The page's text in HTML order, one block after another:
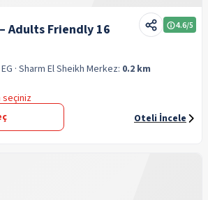
Adults Friendly 16
4.6/5
· Sharm El Sheikh Merkez: 0.2 km
seçiniz
Oteli İncele